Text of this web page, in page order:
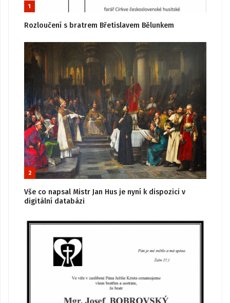
1
Rozloučení s bratrem Břetislavem Bělunkem
2
Vše co napsal Mistr Jan Hus je nyní k dispozici v
digitální databázi